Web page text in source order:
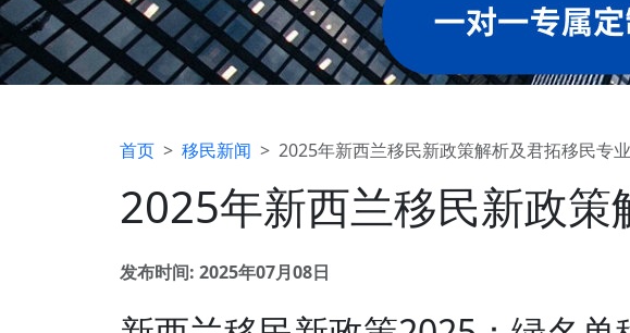
首页 移民新闻 2025年新西兰移民新政策解析及君拓移民专
2025年新西兰移民新政
发布时间: 2025年07月08日